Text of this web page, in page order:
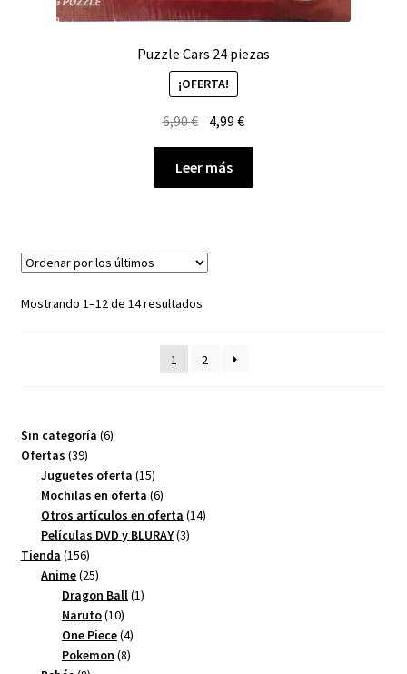
Puzzle Cars 24 piezas
¡OFERTA!
6,90€ El
precio
original
era:
4,99€El
precio
es:
Leer más
Mostrando 1–12 de 14 resultadosOrdenado
últimos
1 2
Sin categoría 66
Ofertas 3939
productos
Juguetes oferta 1515
productos
Mochilas en oferta 66
productos
Otros artículos en oferta 1414
Películas DVD y BLURAY 33
Tienda 156156
productos
Anime 2525
productos
Dragon Ball 11
Naruto 1010
productos
One Piece 44
productos
Pokemon 88